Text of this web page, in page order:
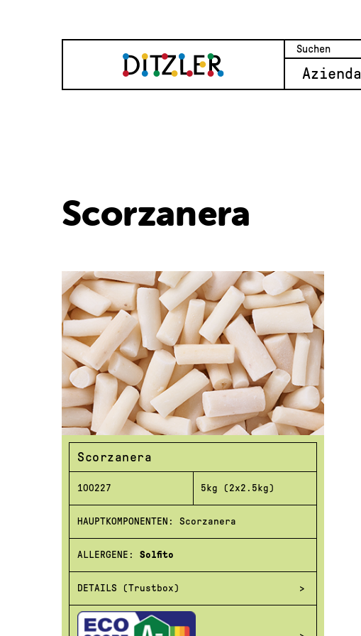
Azienda
Scorzanera
Scorzanera
100227 5kg (2x2.5kg)
HAUPTKOMPONENTEN: Scorzanera
ALLERGENE: Solfito
DETAILS (Trustbox)